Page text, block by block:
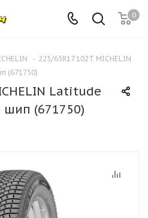
0
- 225/65R17 102T MICHELIN
(671750)
Latitude
шип (671750)